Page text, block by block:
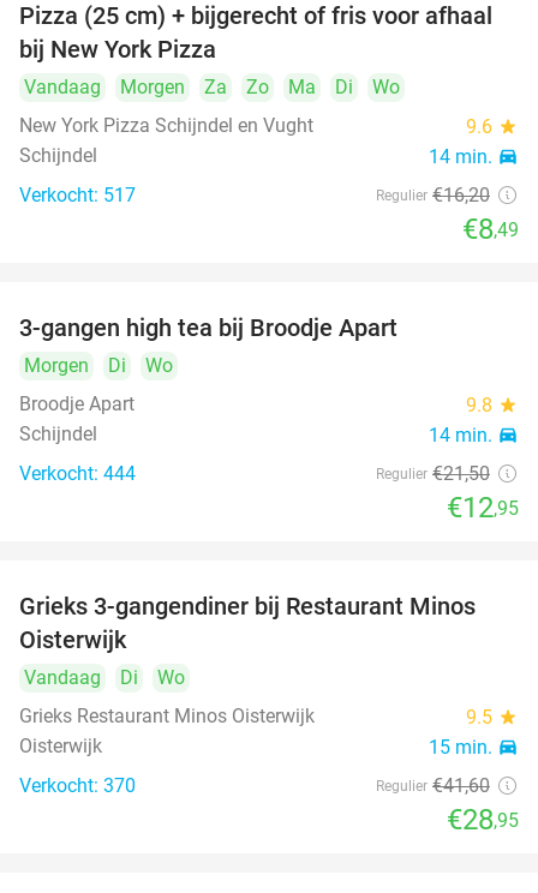
48%
Pizza (25 cm) + bijgerecht of fris voor afhaal
bij New York Pizza
Vandaag Morgen Za Zo Ma Di
Wo
New York Pizza Schijndel en Vught
9.6 star
Schijndel 14 min. directions_car
Verkocht: 517 Regulier €16,20
€8,49
3-gangen high tea bij Broodje Apart
Morgen Di
Wo
Broodje Apart
9.8 star
Schijndel 14 min. directions_car
Verkocht: 444 Regulier €21,50
€12,95
30%
Grieks 3-gangendiner bij Restaurant Minos
Oisterwijk
Vandaag Di
Wo
Grieks Restaurant Minos Oisterwijk
9.5 star
Oisterwijk 15 min. directions_car
Verkocht: 370 Regulier €41,60
€28,95